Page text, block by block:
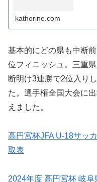
kathorine.com
基本的にどの県も中断
位フィニッシュ。三重
断明け3連勝で2位入り
た。選手権全国大会に
えました。
高円宮杯JFA U-18サッ
取表
2024年度 高円宮杯 岐